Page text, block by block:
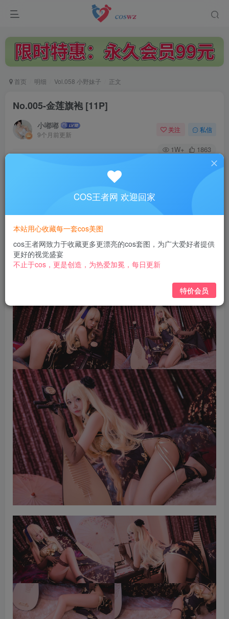
首页 明细 Vol.058 小野妹子 正文
No.005-金莲旗袍 [11P]
小嘟嘟
9个月前更新
关注 私信
1W+ 1863
此内容为付费阅读，请付费后查看
3
黄金会员免费 钻石会员 免费
立即购买
COS王者网 欢迎回家
本站用心收藏每一套cos美图
cos王者网致力于收藏更多更漂亮的cos套图，为广大爱好者提供
更好的视觉盛宴
不止于cos，更是创造，为热爱加冕，每日更新
特价会员